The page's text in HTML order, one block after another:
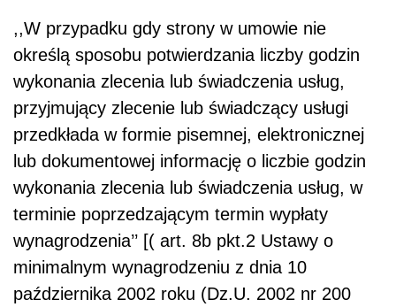
,,W przypadku gdy strony w umowie nie
określą sposobu potwierdzania liczby godzin
wykonania zlecenia lub świadczenia usług,
przyjmujący zlecenie lub świadczący usługi
przedkłada w formie pisemnej, elektronicznej
lub dokumentowej informację o liczbie godzin
wykonania zlecenia lub świadczenia usług, w
terminie poprzedzającym termin wypłaty
wynagrodzenia’’ [( art. 8b pkt.2 Ustawy o
minimalnym wynagrodzeniu z dnia 10
października 2002 roku (Dz.U. 2002 nr 200